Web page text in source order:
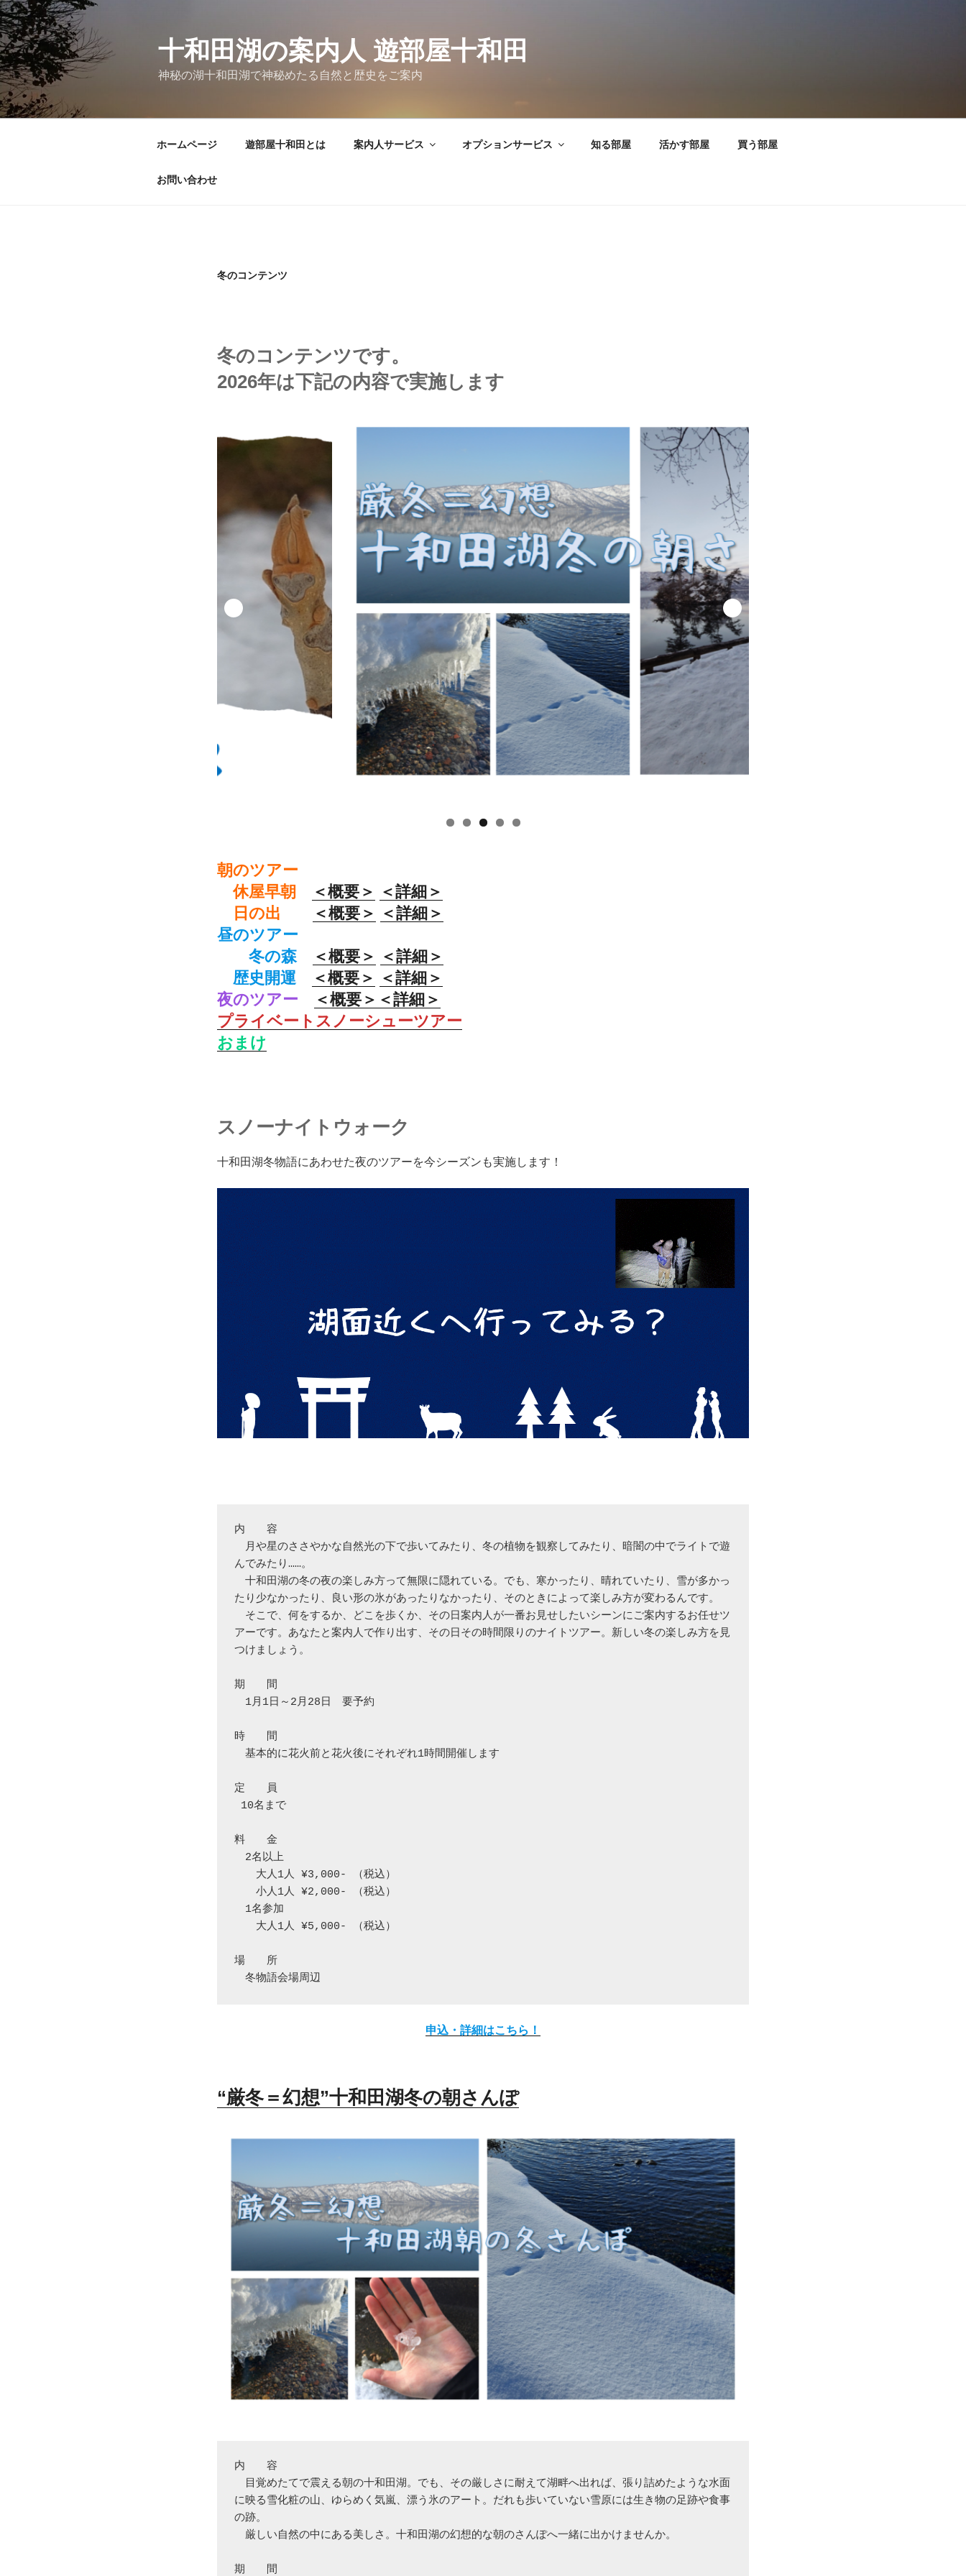
コ
ン
テ
ン
ツ
へ
ス
十和田湖の案内人 遊部屋十和田
神秘の湖十和田湖で神秘めたる自然と歴史をご案内
ホームページ 遊部屋十和田とは 案内人サービス オプションサービス 知る部屋 活かす部屋 買う部屋
お問い合わせ
冬のコンテンツ
冬のコンテンツです。
2026年は下記の内容で実施します
朝のツアー
休屋早朝
＜概要＞ ＜詳細＞
日の出
＜概要＞ ＜詳細＞
昼のツアー
冬の森
＜概要＞ ＜詳細＞
歴史開運
＜概要＞ ＜詳細＞
夜のツアー
＜概要＞ ＜詳細＞
プライベートスノーシューツアー
おまけ
スノーナイトウォーク
十和田湖冬物語にあわせた夜のツアーを今シーズンも実施します！
内　　容
月や星のささやかな自然光の下で歩いてみたり、冬の植物を観察してみたり、暗闇の中でライトで遊
んでみたり……。
十和田湖の冬の夜の楽しみ方って無限に隠れている。でも、寒かったり、晴れていたり、雪が多かっ
たり少なかったり、良い形の氷があったりなかったり、そのときによって楽しみ方が変わるんです。
そこで、何をするか、どこを歩くか、その日案内人が一番お見せしたいシーンにご案内するお任せツ
アーです。あなたと案内人で作り出す、その日その時間限りのナイトツアー。新しい冬の楽しみ方を見
つけましょう。
期　　間
1月1日～2月28日　要予約
時　　間
基本的に花火前と花火後にそれぞれ1時間開催します
定　　員
料　　金
2名以上
大人1人 ¥3,000- （税込）
小人1人 ¥2,000- （税込）
1名参加
大人1人 ¥5,000- （税込）
場　　所
冬物語会場周辺
申込・詳細はこちら！
“厳冬＝幻想”十和田湖冬の朝さんぽ
内　　容
目覚めたてで震える朝の十和田湖。でも、その厳しさに耐えて湖畔へ出れば、張り詰めたような水面
に映る雪化粧の山、ゆらめく気嵐、漂う氷のアート。だれも歩いていない雪原には生き物の足跡や食事
の跡。
厳しい自然の中にある美しさ。十和田湖の幻想的な朝のさんぽへ一緒に出かけませんか。
期　　間